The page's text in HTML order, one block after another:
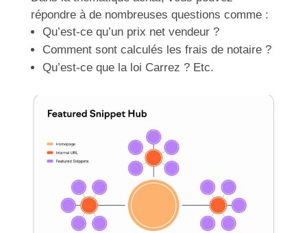
répondre à de nombreuses questions comme :
Qu’est-ce qu’un prix net vendeur ?
Comment sont calculés les frais de notaire ?
Qu’est-ce que la loi Carrez ? Etc.